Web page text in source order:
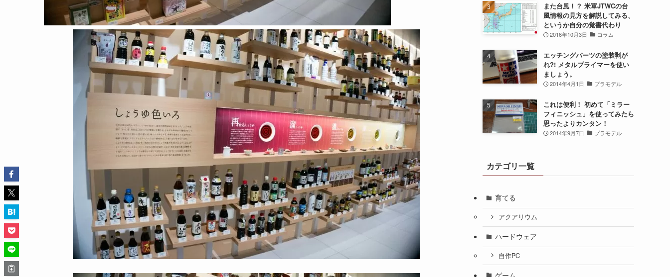
また台風！？ 米軍JTWCの台
風情報の見方を解説してみる、
というか自分の覚書代わり
2016年10月3日 コラム
エッチングパーツの塗装剥が
れ?! メタルプライマーを使い
ましょう。
2014年4月1日 プラモデル
これは便利！ 初めて「ミラー
フィニッシュ」を使ってみたら
思ったよりカンタン！
2014年9月7日 プラモデル
カテゴリ一覧
育てる
アクアリウム
ハードウェア
自作PC
ゲーム